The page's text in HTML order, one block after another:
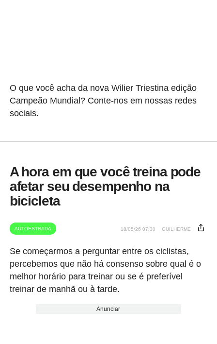
O que você acha da nova Wilier Triestina edição
Campeão Mundial? Conte-nos em nossas redes
sociais.
A hora em que você treina pode
afetar seu desempenho na
bicicleta
AUTOESTRADA 18/05/26 07:30 GUILHERME
Se começarmos a perguntar entre os ciclistas,
percebemos que não há consenso sobre qual é o
melhor horário para treinar ou se é preferível
treinar de manhã ou à tarde.
Anunciar